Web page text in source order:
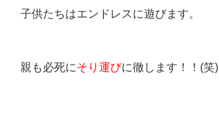
子供たちはエンドレスに遊びます。
親も必死にそり運びに徹します！！(笑)